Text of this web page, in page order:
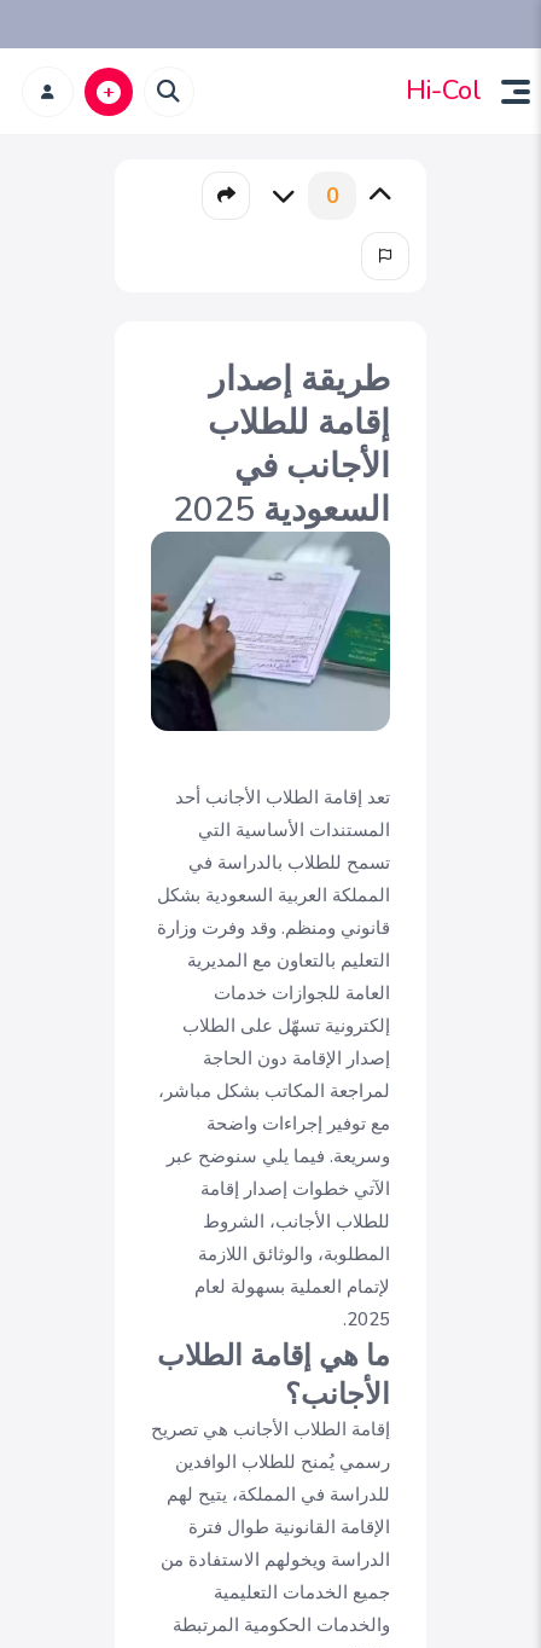
Hi-Col
0
طريقة إصدار
إقامة للطلاب
الأجانب في
السعودية 2025
تعد إقامة الطلاب الأجانب أحد
المستندات الأساسية التي
تسمح للطلاب بالدراسة في
المملكة العربية السعودية بشكل
قانوني ومنظم. وقد وفرت وزارة
التعليم بالتعاون مع المديرية
العامة للجوازات خدمات
إلكترونية تسهّل على الطلاب
إصدار الإقامة دون الحاجة
لمراجعة المكاتب بشكل مباشر،
مع توفير إجراءات واضحة
وسريعة. فيما يلي سنوضح عبر
الآتي خطوات إصدار إقامة
للطلاب الأجانب، الشروط
المطلوبة، والوثائق اللازمة
لإتمام العملية بسهولة لعام
2025.
ما هي إقامة الطلاب
الأجانب؟
إقامة الطلاب الأجانب هي تصريح
رسمي يُمنح للطلاب الوافدين
للدراسة في المملكة، يتيح لهم
الإقامة القانونية طوال فترة
الدراسة ويخولهم الاستفادة من
جميع الخدمات التعليمية
والخدمات الحكومية المرتبطة